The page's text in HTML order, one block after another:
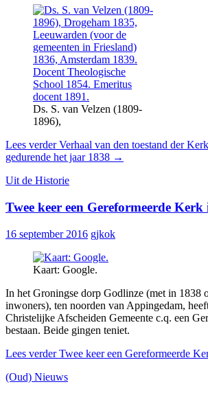
Ds. S. van Velzen (1809-
1896),
Lees verderVerhaal van den toestand der
gedurende het jaar 1838 →
Uit de Historie
Twee keer een Gereformeerde
16 september 2016 gjkok
Kaart: Google.
In het Groningse dorp Godlinze (met in 1838
inwoners), ten noorden van Appingedam,
Christelijke Afscheiden Gemeente c.q. een
bestaan. Beide gingen teniet.
Lees verderTwee keer een Gereformeerde
(Oud) Nieuws